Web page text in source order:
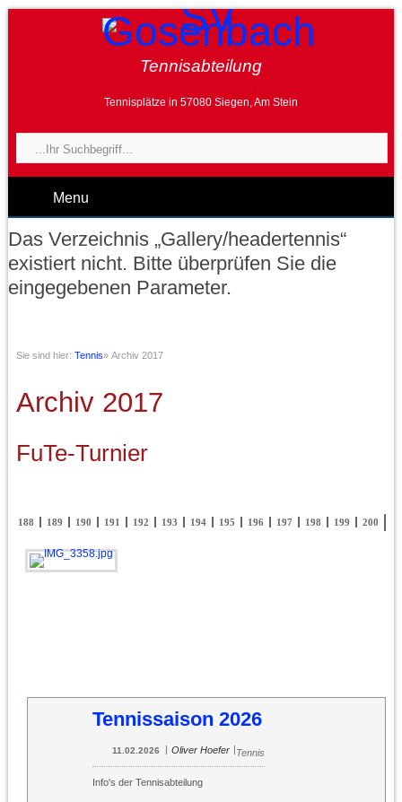
Tennisabteilung
Tennisplätze in 57080 Siegen, Am Stein
Menu
Das Verzeichnis „Gallery/headertennis“
existiert nicht. Bitte überprüfen Sie die
eingegebenen Parameter.
Sie sind hier: Tennis» Archiv 2017
Archiv 2017
FuTe-Turnier
188 189 190 191 192 193 194 195 196 197 198 199 200
Tennissaison 2026
11.02.2026 | Oliver Hoefer |Tennis
Info's der Tennisabteilung